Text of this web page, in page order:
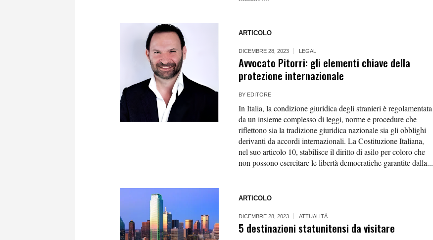
ARTICOLO
DICEMBRE 28, 2023 LEGAL
Avvocato Pitorri: gli elementi chiave della
protezione internazionale
BY EDITORE
In Italia, la condizione giuridica degli stranieri è regolamentata
da un insieme complesso di leggi, norme e procedure che
riflettono sia la tradizione giuridica nazionale sia gli obblighi
derivanti da accordi internazionali. La Costituzione Italiana,
nel suo articolo 10, stabilisce il diritto di asilo per coloro che
non possono esercitare le libertà democratiche garantite dalla...
ARTICOLO
DICEMBRE 28, 2023 ATTUALITÀ
5 destinazioni statunitensi da visitare